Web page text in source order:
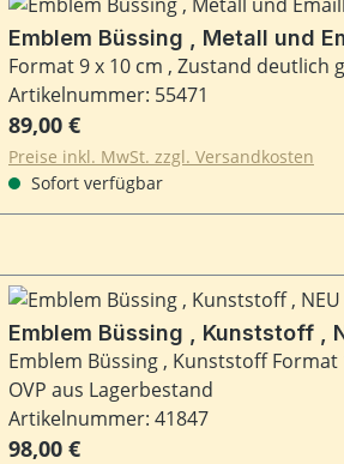
Emblem Büssing , Metall und
Format 9 x 10 cm , Zustand deutlich
Artikelnummer: 55471
Regulärer Preis:
89,00 €
Preise inkl. MwSt. zzgl. Versandkosten
Sofort verfügbar
Emblem Büssing , Kunststoff ,
Emblem Büssing , Kunststoff Format
OVP aus Lagerbestand
Artikelnummer: 41847
Regulärer Preis:
98,00 €